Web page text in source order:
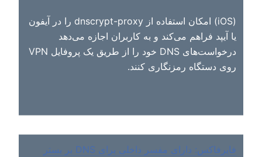
(iOS) امکان استفاده از dnscrypt-proxy را در آیفون
یا آیپد فراهم می‌کند و به کاربران اجازه می‌دهد
درخواست‌های DNS خود را از طریق یک پروفایل VPN
روی دستگاه رمزنگاری کنند.
فایرفاکس: دارای مفسر داخلی برای DNS بر بستر